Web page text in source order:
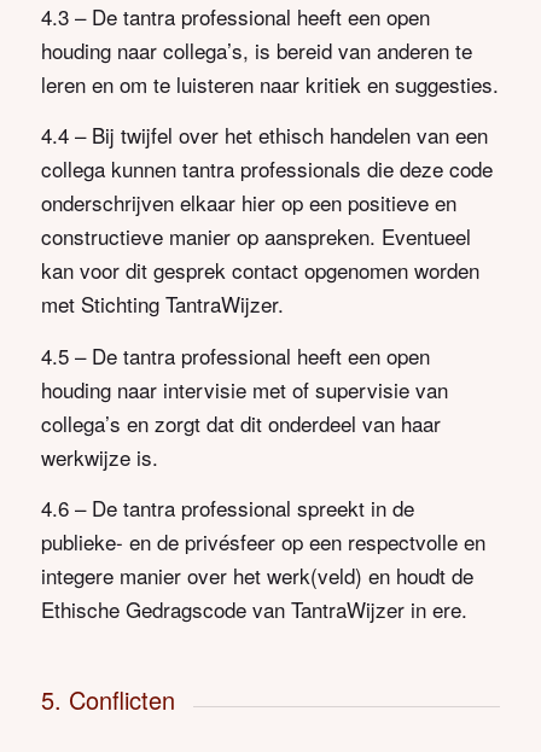
4.3 – De tantra professional heeft een open
houding naar collega’s, is bereid van anderen te
leren en om te luisteren naar kritiek en suggesties.
4.4 – Bij twijfel over het ethisch handelen van een
collega kunnen tantra professionals die deze code
onderschrijven elkaar hier op een positieve en
constructieve manier op aanspreken. Eventueel
kan voor dit gesprek contact opgenomen worden
met Stichting TantraWijzer.
4.5 – De tantra professional heeft een open
houding naar intervisie met of supervisie van
collega’s en zorgt dat dit onderdeel van haar
werkwijze is.
4.6 – De tantra professional spreekt in de
publieke- en de privésfeer op een respectvolle en
integere manier over het werk(veld) en houdt de
Ethische Gedragscode van TantraWijzer in ere.
5. Conflicten